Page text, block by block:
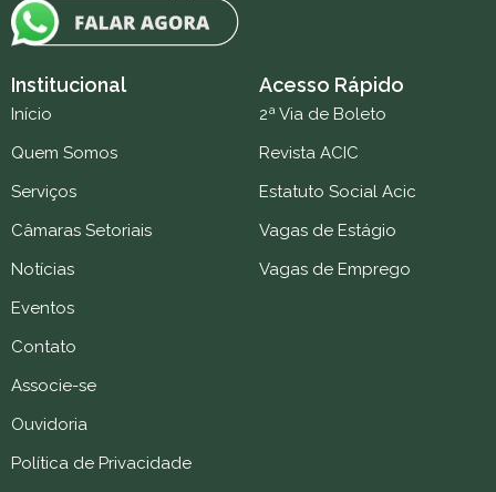
Institucional
Início
Quem Somos
Serviços
Câmaras Setoriais
Notícias
Eventos
Contato
Associe-se
Ouvidoria
Política de Privacidade
Acesso Rápido
2ª Via de Boleto
Revista ACIC
Estatuto Social Acic
Vagas de Estágio
Vagas de Emprego